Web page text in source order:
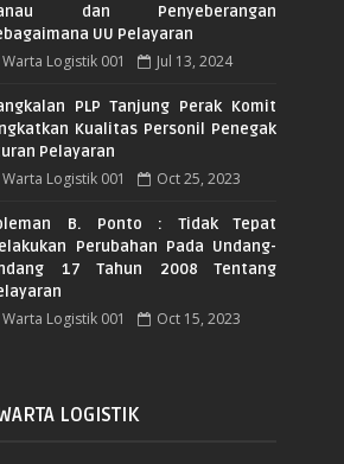
dan Penyeberangan
UU Pelayaran
Warta Logistik 001 Jul 13, 2024
PLP Tanjung Perak Komit
Kualitas Personil Penegak
Pelayaran
Warta Logistik 001 Oct 25, 2023
B. Ponto : Tidak Tepat
Perubahan Pada Undang-
17 Tahun 2008 Tentang
Warta Logistik 001 Oct 15, 2023
LOGISTIK